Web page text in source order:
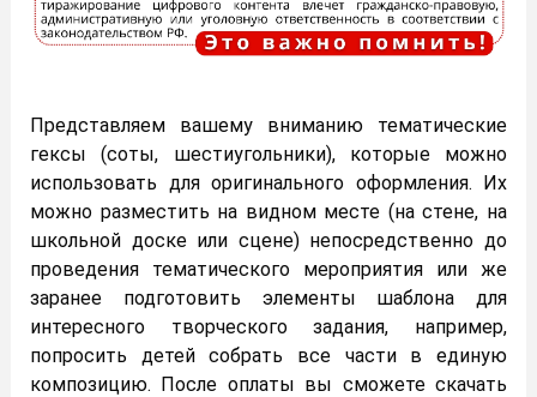
Представляем вашему вниманию тематические
гексы (соты, шестиугольники), которые можно
использовать для оригинального оформления. Их
можно разместить на видном месте (на стене, на
школьной доске или сцене) непосредственно до
проведения тематического мероприятия или же
заранее подготовить элементы шаблона для
интересного творческого задания, например,
попросить детей собрать все части в единую
композицию. После оплаты вы сможете скачать